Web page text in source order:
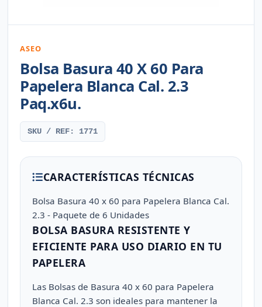
ASEO
Bolsa Basura 40 X 60 Para
Papelera Blanca Cal. 2.3
Paq.x6u.
SKU / REF: 1771
CARACTERÍSTICAS TÉCNICAS
Bolsa Basura 40 x 60 para Papelera Blanca Cal.
2.3 - Paquete de 6 Unidades
BOLSA BASURA RESISTENTE Y
EFICIENTE PARA USO DIARIO EN TU
PAPELERA
Las Bolsas de Basura 40 x 60 para Papelera
Blanca Cal. 2.3 son ideales para mantener la